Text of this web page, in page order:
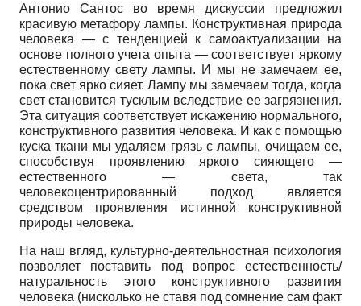
Антонио Сантос во время дискуссии предложил
красивую метафору лампы. Конструктивная природа
человека — с тенденцией к самоакту­ализации на
основе полного учета опыта — соответствует яркому
естественному свету лампы. И мы не замечаем ее,
пока свет ярко сияет. Лампу мы замечаем тогда, когда
свет становится тусклым вследствие ее загрязнения.
Эта ситуация соответствует искажению нормального,
конструктивного развития человека. И как с помощью
куска ткани мы удаляем грязь с лампы, очищаем ее,
способствуя проявлению яркого сияющего —
естественного — света, так
человекоцентрированный подход является
средством проявления истинной конструктивной
природы человека.
На наш вгляд, культурно-деятельностная психология
позволяет поставить под вопрос естественность/
натуральность этого конструктивного развития
человека (нисколько не ставя под сомнение сам факт